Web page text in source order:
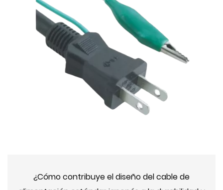
¿Cómo contribuye el diseño del cable de